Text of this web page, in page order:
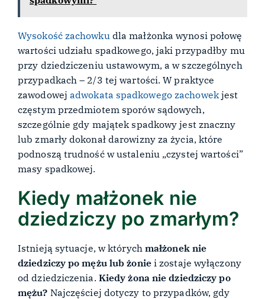
Wysokość zachowkudla małżonka wynosi połowę
wartości udziału spadkowego, jaki przypadłby mu
przy dziedziczeniu ustawowym, a w szczególnych
przypadkach – 2/3 tej wartości. W praktyce
zawodowej adwokata spadkowego zachowekjest
częstym przedmiotem sporów sądowych,
szczególnie gdy majątek spadkowy jest znaczny
lub zmarły dokonał darowizny za życia, które
podnoszą trudność w ustaleniu „czystej wartości”
masy spadkowej.
Kiedy małżonek nie
dziedziczy po zmarłym?
Istnieją sytuacje, w których małżonek nie
dziedziczy po mężu lub żoniei zostaje wyłączony
od dziedziczenia. Kiedy żona nie dziedziczy po
mężu? Najczęściej dotyczy to przypadków, gdy